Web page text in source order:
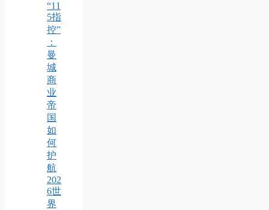
“11
5指
控”
：
曼
城
商
业
帝
国
如
何
护
航
202
6世
界